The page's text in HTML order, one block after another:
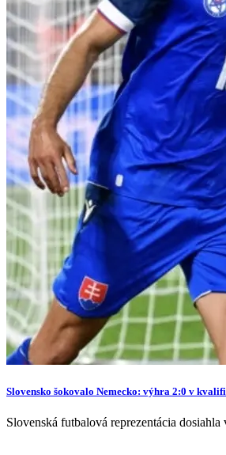
Slovensko šokovalo Nemecko: výhra 2:0 v
Slovenská futbalová reprezentácia